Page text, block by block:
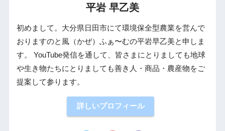
平岩 早乙美
初めまして。大分県日田市にて環境保全型農業を営んで
おりますのと風（かぜ）ふぁ〜むの平岩早乙美と申しま
す。 YouTube発信を通して、皆さまにとりましても地球
や生き物たちにとりましても善き人・商品・農産物をご
提案して参ります。
詳しいプロフィール